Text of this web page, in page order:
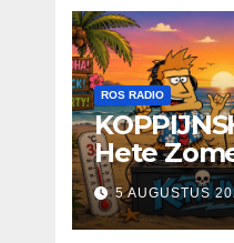
ROS RADIO
Hete
5 AUGUSTUS